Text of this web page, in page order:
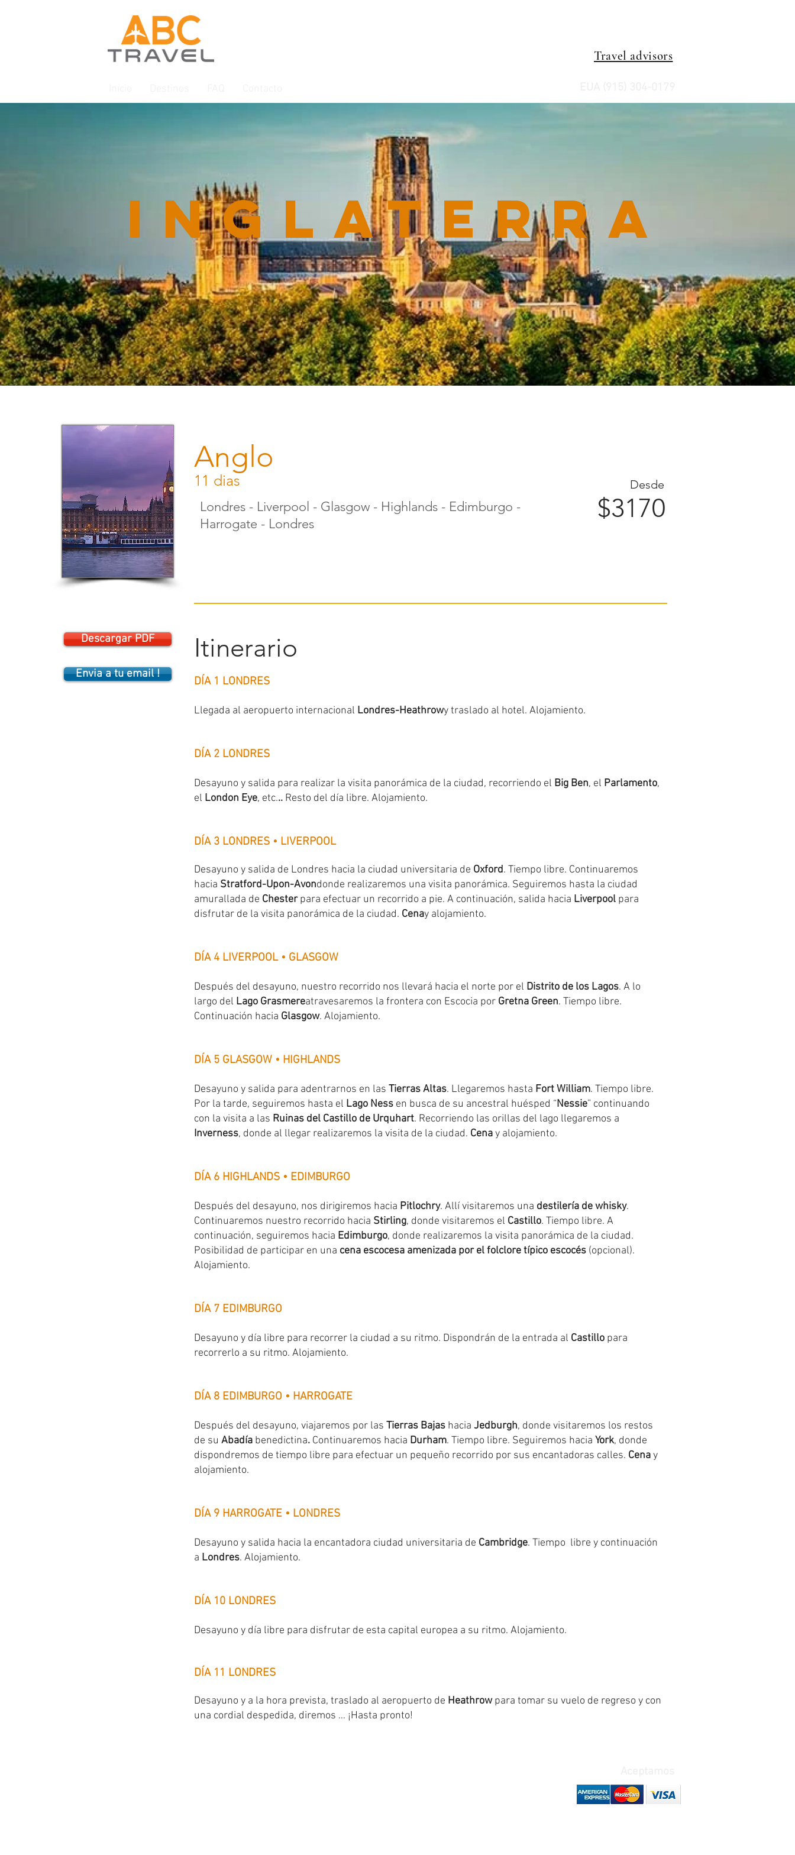
Travel advisors
Inglaterra
Anglo
11 dias
Londres - Liverpool - Glasgow - Highlands - Edimburgo -
Harrogate - Londres
Desde
$3170
Descargar PDF
Envia a tu email !
Itinerario
DÍA 1 LONDRES
Llegada al aeropuerto internacional Londres-Heathrowy traslado al hotel. Alojamiento.
DÍA 2 LONDRES
Desayuno y salida para realizar la visita panorámica de la ciudad, recorriendo el Big Ben, el Parlamento,
el London Eye, etc... Resto del día libre. Alojamiento.
DÍA 3 LONDRES • LIVERPOOL
Desayuno y salida de Londres hacia la ciudad universitaria de Oxford. Tiempo libre. Continuaremos
hacia Stratford-Upon-Avondonde realizaremos una visita panorámica. Seguiremos hasta la ciudad
amurallada de Chesterpara efectuar un recorrido a pie. A continuación, salida hacia Liverpool para
disfrutar de la visita panorámica de la ciudad. Cenay alojamiento.
DÍA 4 LIVERPOOL • GLASGOW
Después del desayuno, nuestro recorrido nos llevará hacia el norte por el Distrito de los Lagos. A lo
largo del Lago Grasmereatravesaremos la frontera con Escocia por Gretna Green. Tiempo libre.
Continuación hacia Glasgow. Alojamiento.
DÍA 5 GLASGOW • HIGHLANDS
Desayuno y salida para adentrarnos en las Tierras Altas. Llegaremos hasta Fort William. Tiempo libre.
Por la tarde, seguiremos hasta el Lago Ness en busca de su ancestral huésped “Nessie” continuando
con la visita a las Ruinas del Castillo de Urquhart. Recorriendo las orillas del lago llegaremos a
Inverness, donde al llegar realizaremos la visita de la ciudad. Cenay alojamiento.
DÍA 6 HIGHLANDS • EDIMBURGO
Después del desayuno, nos dirigiremos hacia Pitlochry. Allí visitaremos una destilería de whisky.
Continuaremos nuestro recorrido hacia Stirling, donde visitaremos el Castillo. Tiempo libre. A
continuación, seguiremos hacia Edimburgo, donde realizaremos la visita panorámica de la ciudad.
Posibilidad de participar en una cena escocesa amenizada por el folclore típico escocés (opcional).
Alojamiento.
DÍA 7 EDIMBURGO
Desayuno y día libre para recorrer la ciudad a su ritmo. Dispondrán de la entrada al Castillo para
recorrerlo a su ritmo. Alojamiento.
DÍA 8 EDIMBURGO • HARROGATE
Después del desayuno, viajaremos por las Tierras Bajas hacia Jedburgh, donde visitaremos los restos
de su Abadía benedictina. Continuaremos hacia Durham. Tiempo libre. Seguiremos hacia York, donde
dispondremos de tiempo libre para efectuar un pequeño recorrido por sus encantadoras calles. Cenay
alojamiento.
DÍA 9 HARROGATE • LONDRES
Desayuno y salida hacia la encantadora ciudad universitaria de Cambridge. Tiempo libre y continuación
a Londres. Alojamiento.
DÍA 10 LONDRES
Desayuno y día libre para disfrutar de esta capital europea a su ritmo. Alojamiento.
DÍA 11 LONDRES
Desayuno y a la hora prevista, traslado al aeropuerto de Heathrowpara tomar su vuelo de regreso y con
una cordial despedida, diremos … ¡Hasta pronto!